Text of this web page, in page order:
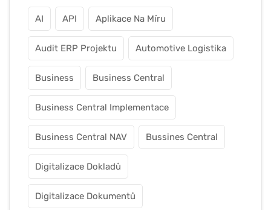
AI API Aplikace Na Míru
Audit ERP Projektu Automotive Logistika
Business Business Central
Business Central Implementace
Business Central NAV Bussines Central
Digitalizace Dokladů
Digitalizace Dokumentů